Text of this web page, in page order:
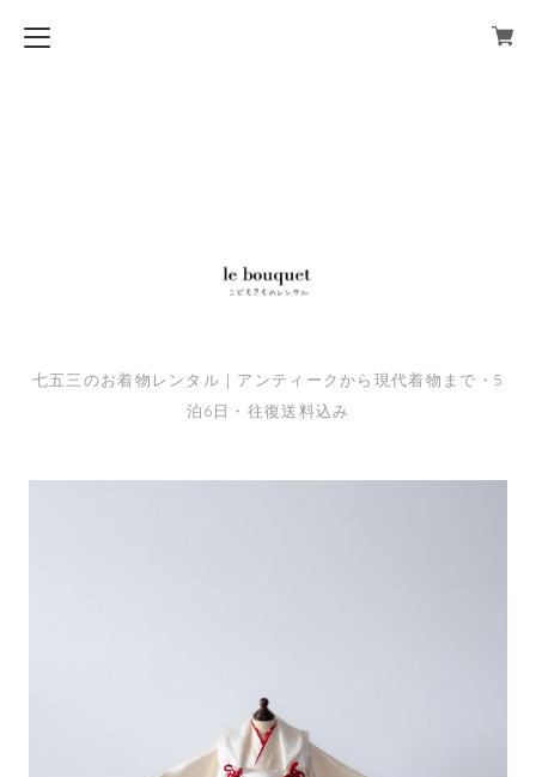
七五三のお着物レンタル｜アンティークから現代着物まで・5
泊6日・往復送料込み